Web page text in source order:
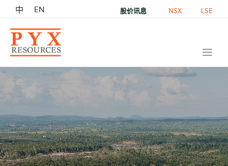
中 EN 股价讯息 NSX LSE